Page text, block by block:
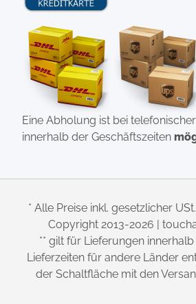
Eine Abholung ist bei
innerhalb der Geschäftszeiten
* Alle Preise inkl. gesetzlicher
Copyright 2013-2026 |
** gilt für Lieferungen
Lieferzeiten für andere Länder
der Schaltfläche mit den